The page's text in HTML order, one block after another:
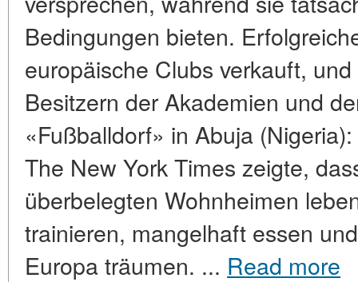
Bedingungen bieten.
europäische Clubs verkauft,
Besitzern der Akademien und
«Fußballdorf» in Abuja
The New York Times zeigte,
überbelegten Wohnheimen
trainieren, mangelhaft essen
Europa träumen. ... Read more